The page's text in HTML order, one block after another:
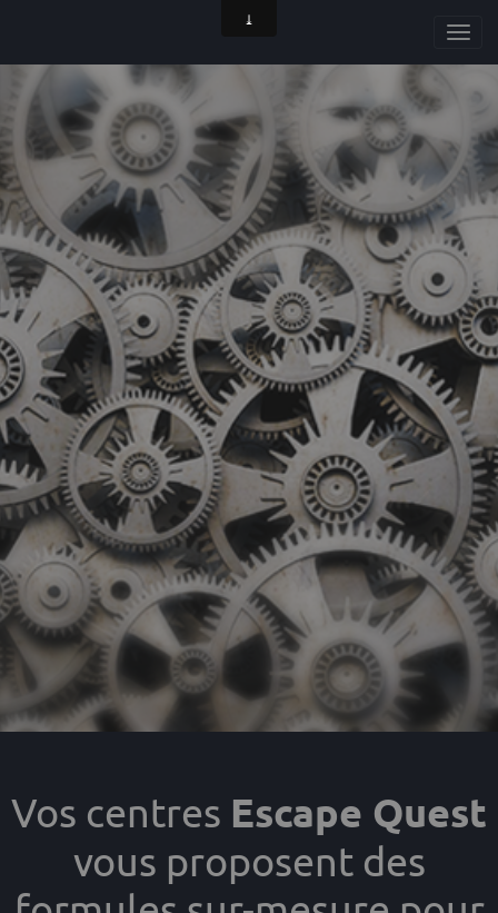
Vos centres Escape Quest
vous proposent des